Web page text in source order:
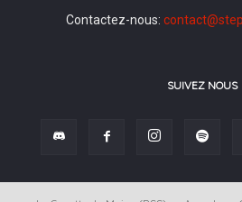
Contactez-nous:
SUIVEZ NOUS